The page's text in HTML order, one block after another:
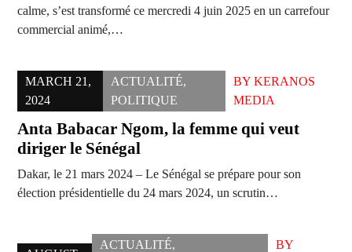
calme, s’est transformé ce mercredi 4 juin 2025 en un carrefour
commercial animé,…
MARCH 21,
2024
ACTUALITÉ,
POLITIQUE
BYKERANOS
MEDIA
Anta Babacar Ngom, la femme qui veut
diriger le Sénégal
Dakar, le 21 mars 2024 – Le Sénégal se prépare pour son
élection présidentielle du 24 mars 2024, un scrutin…
ACTUALITÉ,
BY